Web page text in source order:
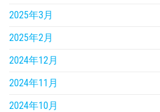
2025年3月
2025年2月
2024年12月
2024年11月
2024年10月